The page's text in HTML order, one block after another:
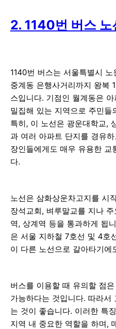
2. 1140번 버스 노
1140번 버스는 서울특별시
중계동 은행사거리까지 왕복
스입니다. 기점인 월계동은
밀집해 있는 지역으로 주민들
특히, 이 노선은 광운대학교,
과 여러 아파트 단지를 경유
장인들에게도 매우 유용한 교
다.
노선은 삼화상운차고지를 시
장석교회, 벼루말교를 지나
역, 상계역 등을 통과하게 됩
은 서울 지하철 7호선 및 4호
이 다른 노선으로 갈아타기에
버스를 이용할 때 유의할 점
가능하다는 것입니다. 따라서
는 것이 좋습니다. 이러한 특
지역 내 중요한 역할을 하며,